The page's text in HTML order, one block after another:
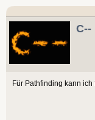
C--
Für Pathfinding kann ich